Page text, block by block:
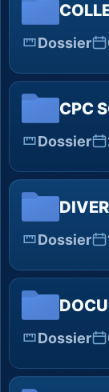
Dossier
CPC
Dossier
Dossier
Dossier